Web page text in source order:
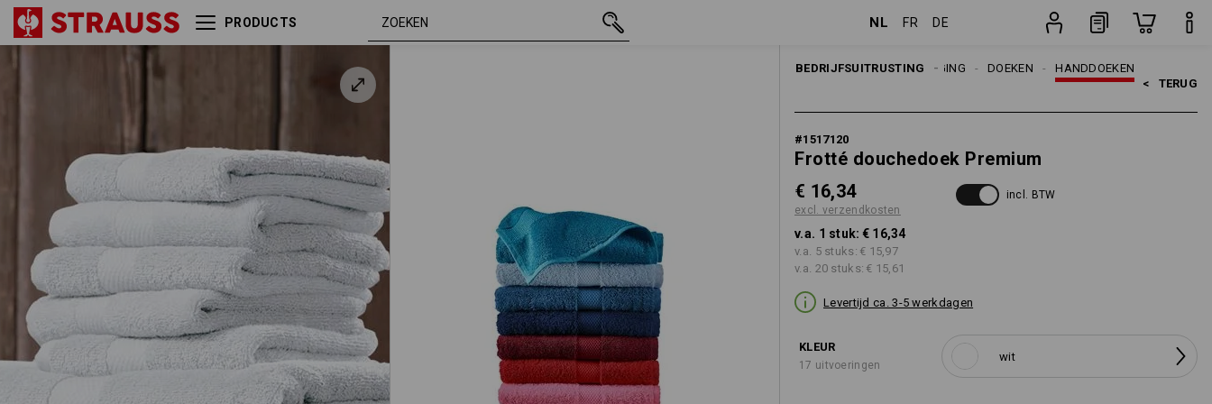
PRODUCTS NL FR DE
BEDRIJFSUITRUSTING HANDDOEKEN
DOEKEN
REINIGING
< TERUG
#1517120
Frotté douchedoek Premium
€ 16,34
excl. verzendkosten
incl. BTW
v.a. 1 stuk: € 16,34
v.a. 5 stuks: € 15,97
v.a. 20 stuks: € 15,61
Levertijd ca. 3-5 werkdagen
KLEUR
17 uitvoeringen
wit
Frotté douchedoek Premium wit € 16,34